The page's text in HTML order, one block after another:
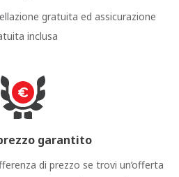
gratuita ed assicurazione
inclusa
garantito
di prezzo se trovi un’offerta